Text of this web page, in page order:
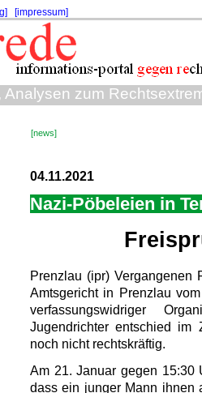
[impressum]
Analysen zum
[news]
04.11.2021
Nazi-Pöbeleien in
Prenzlau (ipr) Vergangenen
Amtsgericht in Prenzlau
verfassungswidriger
Jugendrichter entschied
noch nicht rechtskräftig.
Am 21. Januar gegen 15:30
dass ein junger Mann ihnen